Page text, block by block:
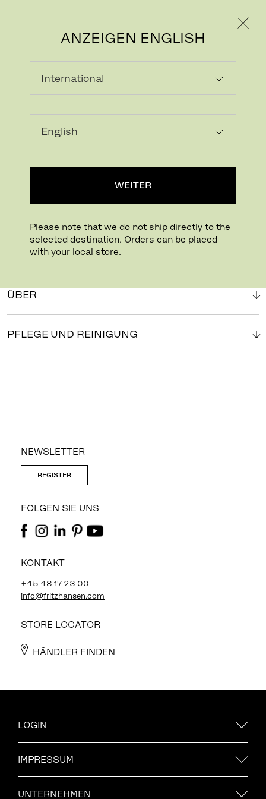
ANZEIGEN ENGLISH
WEITER
Please note that we do not ship directly to the
selected destination. Orders can be placed
with your local store.
LADEN...
Buying online? This is our website for International. From here we do not offer
online purchasing. Orders can be placed with your local store.
ÜBER
PFLEGE UND REINIGUNG
NEWSLETTER
REGISTER
FOLGEN SIE UNS
KONTAKT
+45 48 17 23 00
info@fritzhansen.com
STORE LOCATOR
HÄNDLER FINDEN
LOGIN
IMPRESSUM
UNTERNEHMEN